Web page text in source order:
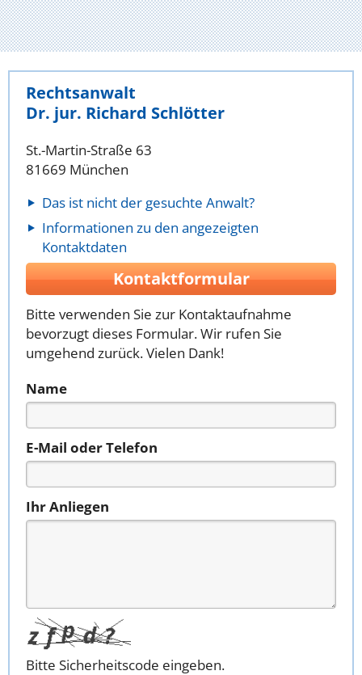
Rechtsanwalt
Dr. jur. Richard Schlötter
St.-Martin-Straße 63
81669 München
Das ist nicht der gesuchte Anwalt?
Informationen zu den angezeigten
Kontaktdaten
Kontaktformular
Bitte verwenden Sie zur Kontaktaufnahme
bevorzugt dieses Formular. Wir rufen Sie
umgehend zurück. Vielen Dank!
Name
E-Mail oder Telefon
Ihr Anliegen
Bitte Sicherheitscode eingeben.